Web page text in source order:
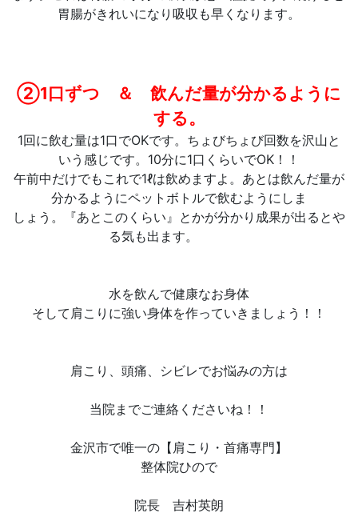
胃腸がきれいになり吸収も早くなります。
②1口ずつ ＆ 飲んだ量が分かるように
する。
1回に飲む量は1口でOKです。ちょびちょび回数を沢山と
いう感じです。10分に1口くらいでOK！！
午前中だけでもこれで1ℓは飲めますよ。あとは飲んだ量が
分かるようにペットボトルで飲むようにしま
しょう。『あとこのくらい』とかが分かり成果が出るとや
る気も出ます。
水を飲んで健康なお身体
そして肩こりに強い身体を作っていきましょう！！
肩こり、頭痛、シビレでお悩みの方は
当院までご連絡くださいね！！
金沢市で唯一の【肩こり・首痛専門】
整体院ひので
院長 吉村英朗